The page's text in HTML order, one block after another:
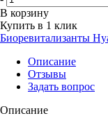
В корзину
Купить в 1 клик
Биоревитализанты
Описание
Отзывы
Задать вопрос
Описание